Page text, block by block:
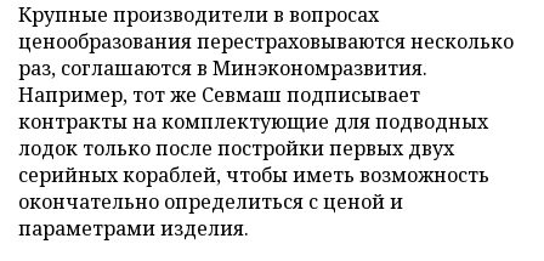
Крупные производители в вопросах
ценообразования перестраховываются несколько
раз, соглашаются в Минэкономразвития.
Например, тот же Севмаш подписывает
контракты на комплектующие для подводных
лодок только после постройки первых двух
серийных кораблей, чтобы иметь возможность
окончательно определиться с ценой и
параметрами изделия.